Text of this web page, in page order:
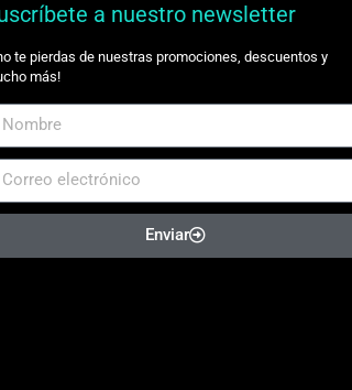
a nuestro newsletter
te pierdas de nuestras promociones, descuentos y
más!
Enviar